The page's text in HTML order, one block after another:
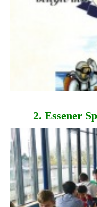
2. Essener